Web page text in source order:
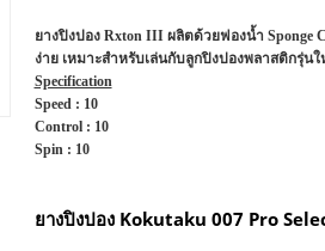
ยางปิงปอง Rxton III ผลิตด้วยฟองน้ำ
ง่าย เหมาะสำหรับเล่นกับลูกปิงปองพลาสติกรุ่นใ
Specification
Speed : 10
Control : 10
Spin : 10
ยางปิงปอง Kokutaku 007 Pro